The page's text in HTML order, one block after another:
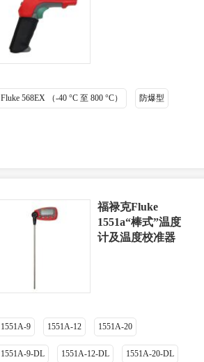
Fluke 568EX （-40 °C 至 800 °C） 防爆型
福禄克Fluke
1551a“棒式”温度
计及温度校准器
1551A-9 1551A-12 1551A-20
1551A-9-DL 1551A-12-DL 1551A-20-DL